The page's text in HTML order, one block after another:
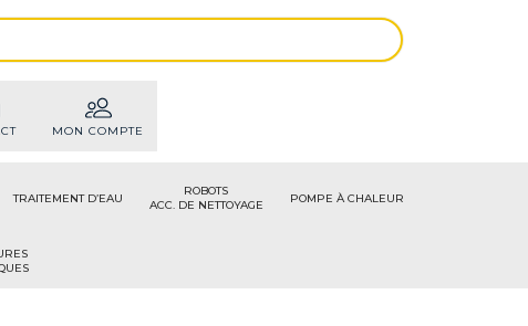
MON COMPTE
TRAITEMENT D’EAU
ROBOTS
ACC. DE NETTOYAGE
POMPE À CHALEUR